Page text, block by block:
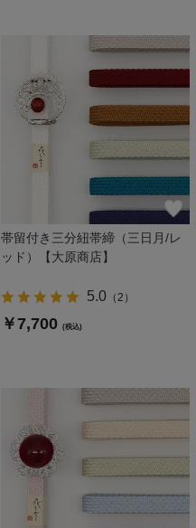
帯留付き三分紐帯締（三日月/レ
ッド）【大原商店】
5.0（2 ）
￥7,700 (税込)